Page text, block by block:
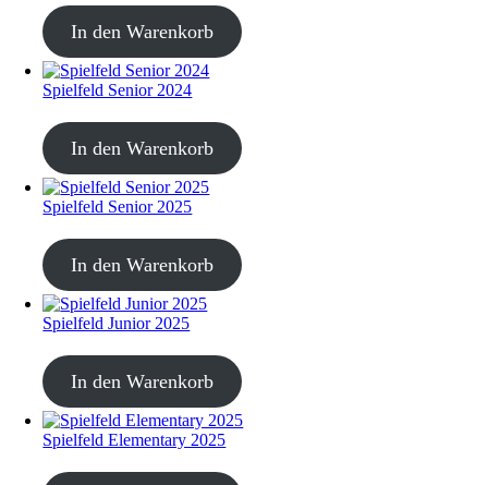
CHF20.00
In den Warenkorb
Spielfeld Senior 2024
CHF20.00
In den Warenkorb
Spielfeld Senior 2025
CHF30.00
In den Warenkorb
Spielfeld Junior 2025
CHF30.00
In den Warenkorb
Spielfeld Elementary 2025
CHF30.00